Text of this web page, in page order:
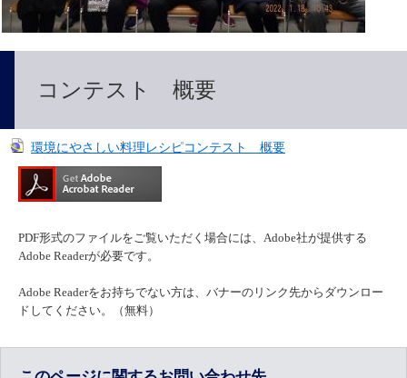
コンテスト 概要
環境にやさしい料理レシピコンテスト 概要
PDF形式のファイルをご覧いただく場合には、Adobe社が提供する
Adobe Readerが必要です。
Adobe Readerをお持ちでない方は、バナーのリンク先からダウンロー
ドしてください。（無料）